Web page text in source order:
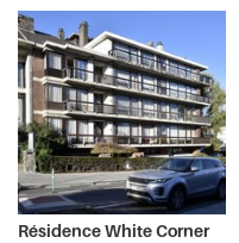
Résidence White Corner